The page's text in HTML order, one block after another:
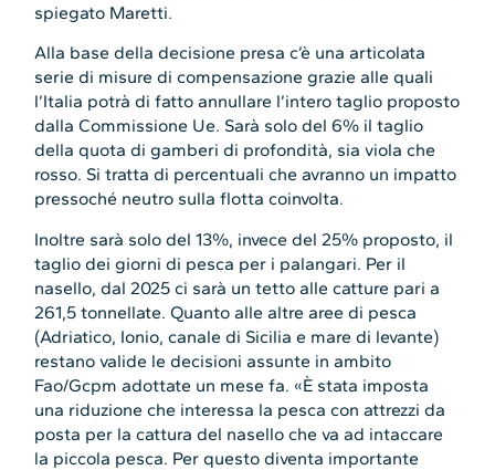
spiegato Maretti.
Alla base della decisione presa c’è una articolata
serie di misure di compensazione grazie alle quali
l’Italia potrà di fatto annullare l’intero taglio proposto
dalla Commissione Ue. Sarà solo del 6% il taglio
della quota di gamberi di profondità, sia viola che
rosso. Si tratta di percentuali che avranno un impatto
pressoché neutro sulla flotta coinvolta.
Inoltre sarà solo del 13%, invece del 25% proposto, il
taglio dei giorni di pesca per i palangari. Per il
nasello, dal 2025 ci sarà un tetto alle catture pari a
261,5 tonnellate. Quanto alle altre aree di pesca
(Adriatico, Ionio, canale di Sicilia e mare di levante)
restano valide le decisioni assunte in ambito
Fao/Gcpm adottate un mese fa. «È stata imposta
una riduzione che interessa la pesca con attrezzi da
posta per la cattura del nasello che va ad intaccare
la piccola pesca. Per questo diventa importante